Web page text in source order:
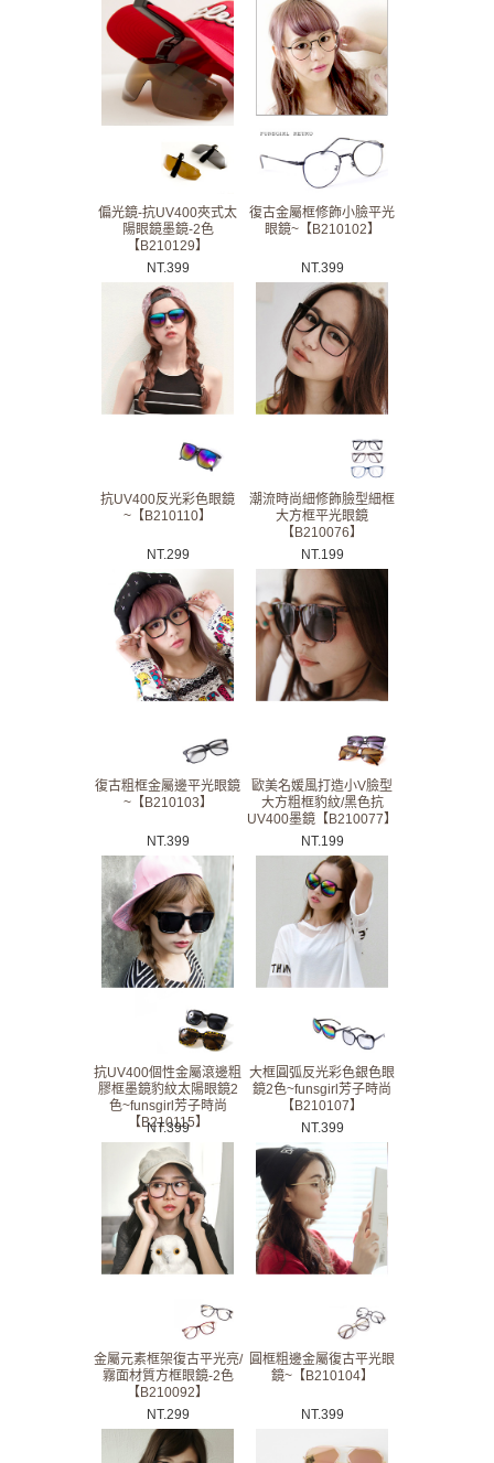
偏光鏡-抗UV400夾式太
陽眼鏡墨鏡-2色
【B210129】
NT.399
復古金屬框修飾小臉平光
眼鏡~【B210102】
NT.399
抗UV400反光彩色眼鏡
~【B210110】
NT.299
潮流時尚細修飾臉型細框
大方框平光眼鏡
【B210076】
NT.199
復古粗框金屬邊平光眼鏡
~【B210103】
NT.399
歐美名媛風打造小V臉型
大方粗框豹紋/黑色抗
UV400墨鏡【B210077】
NT.199
抗UV400個性金屬滾邊粗
膠框墨鏡豹紋太陽眼鏡2
色~funsgirl芳子時尚
【B210115】
NT.399
大框圓弧反光彩色銀色眼
鏡2色~funsgirl芳子時尚
【B210107】
NT.399
金屬元素框架復古平光亮/
霧面材質方框眼鏡-2色
【B210092】
NT.299
圓框粗邊金屬復古平光眼
鏡~【B210104】
NT.399